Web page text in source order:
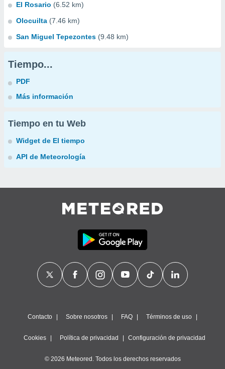
El Rosario (6.52 km)
Olocuilta (7.46 km)
San Miguel Tepezontes (9.48 km)
Tiempo...
PDF
Más información
Tiempo en tu Web
Widget de El tiempo
API de Meteorología
Contacto Sobre nosotros FAQ Términos de uso
Cookies Política de privacidad Configuración de privacidad
© 2026 Meteored. Todos los derechos reservados